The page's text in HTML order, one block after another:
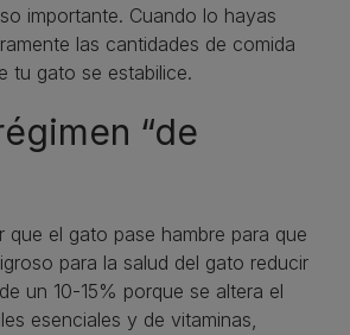
importante. Cuando lo hayas
las cantidades de comida
tu gato se estabilice.
“de
que el gato pase hambre para que
para la salud del gato reducir
un 10-15% porque se altera el
esenciales y de vitaminas,